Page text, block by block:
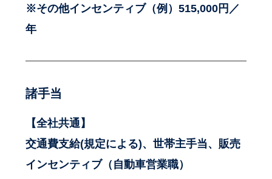
※その他インセンティブ（例）515,000円／
年
諸手当
【全社共通】
交通費支給(規定による)、世帯主手当、販売
インセンティブ（自動車営業職）